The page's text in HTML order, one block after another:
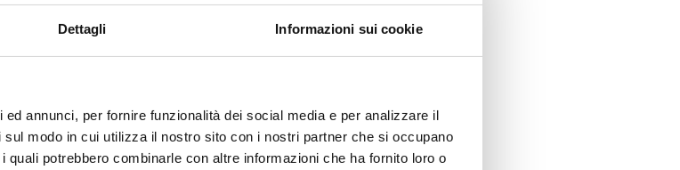
Dettagli Informazioni sui cookie
annunci, per fornire funzionalità dei social media e per analizzare il
modo in cui utilizza il nostro sito con i nostri partner che si occupano
potrebbero combinarle con altre informazioni che ha fornito loro o